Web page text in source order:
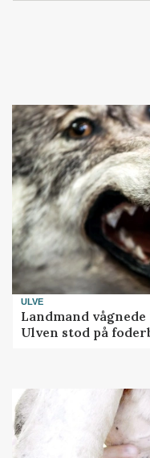
ULVE
Landmand
Ulven stod på